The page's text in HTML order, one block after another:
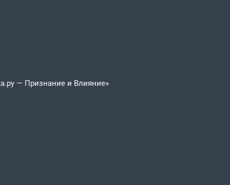
— Признание и Влияние»